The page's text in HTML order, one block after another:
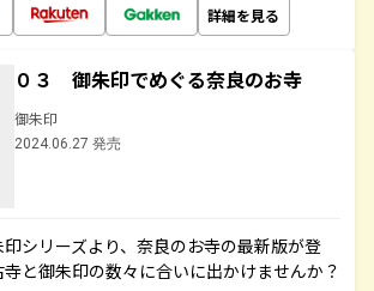
詳細を見る
０３ 御朱印でめぐる奈良のお寺
御朱印
2024.06.27 発売
シリーズより、奈良のお寺の最新版が登
と御朱印の数々に合いに出かけませんか？